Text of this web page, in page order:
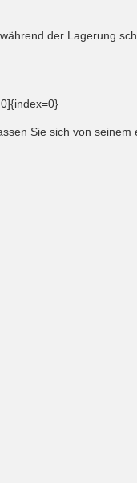
der Lagerung
Sie sich von seinem